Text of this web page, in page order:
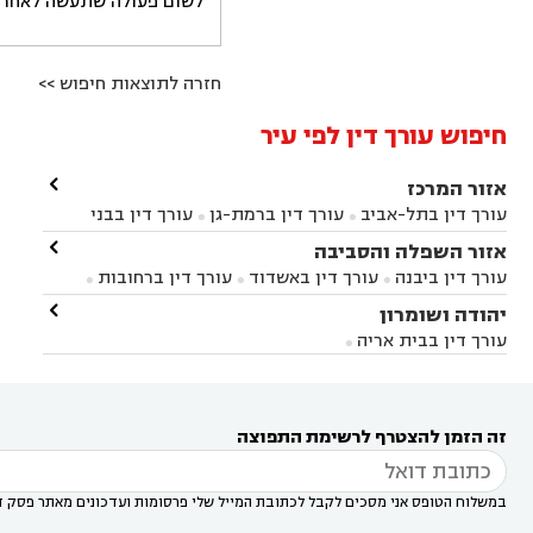
חזרה לתוצאות חיפוש >>
חיפוש עורך דין לפי עיר
אזור המרכז
עורך דין בתל-אביב  עורך דין ברמת-גן 
עורך דין בבני
ברק עורך דין בפתח תקווה עורך דין בראשון לציון
עורך דין ברחובות עורך דין בנס ציונה
במודיעין
עורך דין בהרצליה עורך דין בחולון
עורך
דין בקרית אונו
אונו
עורך דין בבת ים
דין בשוהם 

אזור השפלה והסביבה
עורך דין ביבנה  עורך דין באשדוד  עורך דין ברחובות 
עורך דין בראשון לציון עורך דין במודיעין
עורך דין
בבאר יעקב
עורך דין בגדרה

יהודה ושומרון
עורך דין בבית אריה 

זה הזמן להצטרף לרשימת התפוצה
במשלוח הטופס אני מסכים לקבל לכתובת המייל שלי פרסומות ועדכונים מאתר פסק